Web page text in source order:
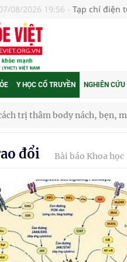
08/2026 19:56 - Tạp chí điện
Y HỌC CỔ TRUYỀN NGHIÊN CỨU
trị thâm body nách, bẹn,
chất lượng y tế
Khi việc học bắt đầu từ trải
kinh doanh dược liệu
đến hy vọng mới trong phòng
đổi Bài báo Khoa học